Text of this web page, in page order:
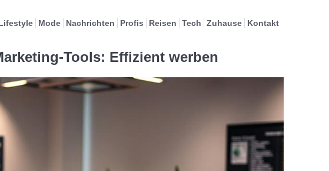
Mode Nachrichten Profis Reisen Tech Zuhause Kontakt
Tools: Effizient werben